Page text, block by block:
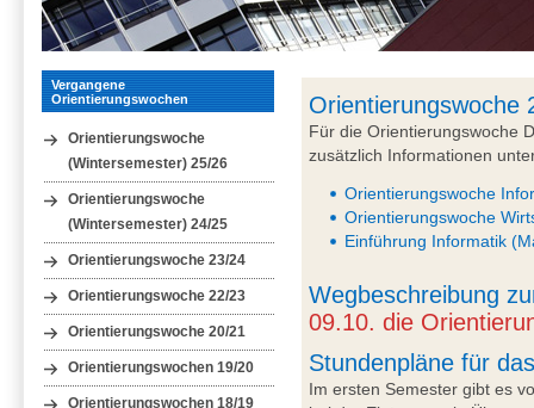
Vergangene
Orientierungswochen
Orientierungswoche
(Wintersemester) 25/26
Orientierungswoche
(Wintersemester) 24/25
Orientierungswoche 23/24
Orientierungswoche 22/23
Orientierungswoche 20/21
Orientierungswochen 19/20
Orientierungswochen 18/19
Orientierungswoche
Für die Orientierungswoche
zusätzlich Informationen
Orientierungswoche
Orientierungswoche
Einführung Informatik
Wegbeschreibung
09.10. die
Stundenpläne für
Im ersten Semester gibt es